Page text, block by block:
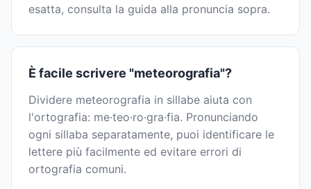
esatta, consulta la guida alla pronuncia sopra.
È facile scrivere "meteorografia"?
Dividere meteorografia in sillabe aiuta con
l'ortografia: me·teo·ro·gra·fia. Pronunciando
ogni sillaba separatamente, puoi identificare le
lettere più facilmente ed evitare errori di
ortografia comuni.